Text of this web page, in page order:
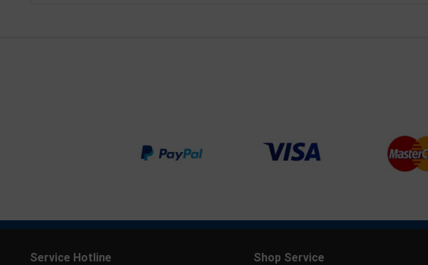
Service Hotline Shop Service